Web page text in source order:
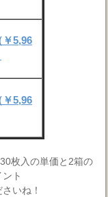
￥5,96
￥5,96
枚入の単価と2箱の
ト
いね！